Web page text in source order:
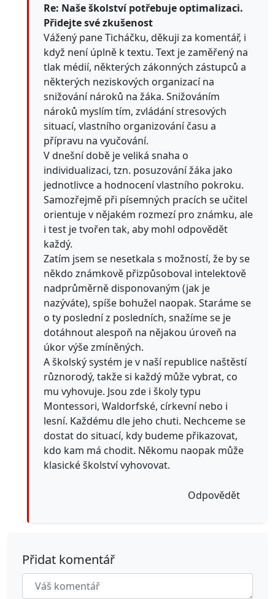
Re: Naše školství potřebuje optimalizaci.
Přidejte své zkušenost
Vážený pane Ticháčku, děkuji za komentář, i
když není úplně k textu. Text je zaměřený na
tlak médií, některých zákonných zástupců a
některých neziskových organizací na
snižování nároků na žáka. Snižováním
nároků myslím tím, zvládání stresových
situací, vlastního organizování času a
přípravu na vyučování.
V dnešní době je veliká snaha o
individualizaci, tzn. posuzování žáka jako
jednotlivce a hodnocení vlastního pokroku.
Samozřejmě při písemných pracích se učitel
orientuje v nějakém rozmezí pro známku, ale
i test je tvořen tak, aby mohl odpovědět
každý.
Zatím jsem se nesetkala s možností, že by se
někdo známkově přizpůsoboval intelektově
nadprůměrně disponovaným (jak je
nazýváte), spíše bohužel naopak. Staráme se
o ty poslední z posledních, snažíme se je
dotáhnout alespoň na nějakou úroveň na
úkor výše zmíněných.
A školský systém je v naší republice naštěstí
různorodý, takže si každý může vybrat, co
mu vyhovuje. Jsou zde i školy typu
Montessori, Waldorfské, církevní nebo i
lesní. Každému dle jeho chuti. Nechceme se
dostat do situací, kdy budeme přikazovat,
kdo kam má chodit. Někomu naopak může
klasické školství vyhovovat.
Odpovědět
Přidat komentář